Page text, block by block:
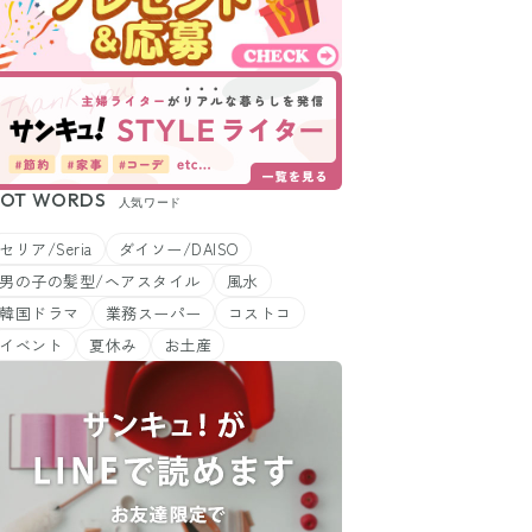
WORDS 人気ワード
セリア/Seria
ダイソー/DAISO
男の子の髪型/ヘアスタイル
風水
韓国ドラマ
業務スーパー
コストコ
イベント
夏休み お土産